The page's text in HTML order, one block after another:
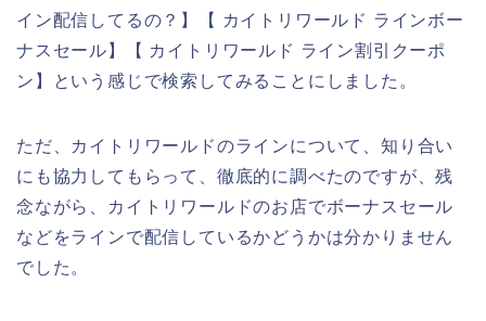
イン配信してるの？】【 カイトリワールド ラインボー
ナスセール】【 カイトリワールド ライン割引クーポ
ン】という感じで検索してみることにしました。
ただ、カイトリワールドのラインについて、知り合い
にも協力してもらって、徹底的に調べたのですが、残
念ながら、カイトリワールドのお店でボーナスセール
などをラインで配信しているかどうかは分かりません
でした。